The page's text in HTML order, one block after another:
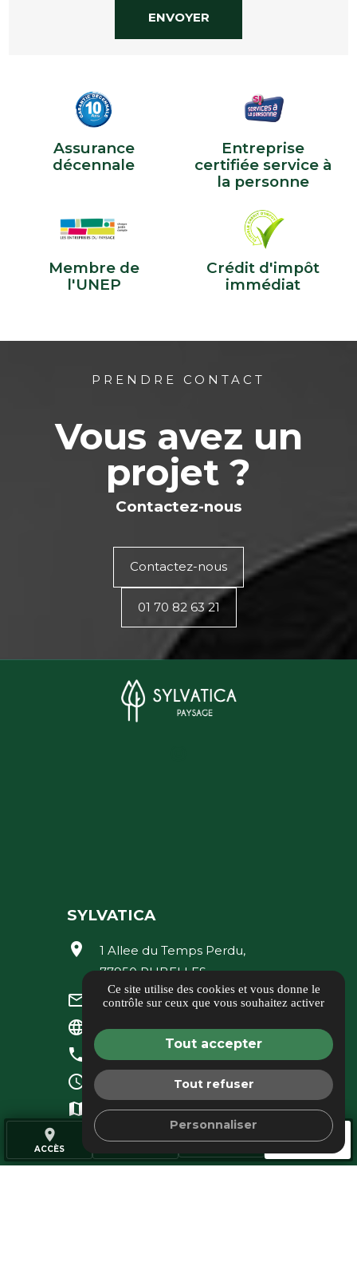
Assurance
décennale
Entreprise
certifiée service à
la personne
Membre de
l'UNEP
Crédit d'impôt
immédiat
PRENDRE CONTACT
Vous avez un
projet ?
Contactez-nous
Contactez-nous
01 70 82 63 21
place
ACCÈS
SYLVATICA
location_on
1 Allee du Temps Perdu,
77950 RUBELLES
mail_outline commercial@sylvatica.fr
language
phone 01 70 82 63 21
query_builder 8-19h du Lundi au Vendredi
map Accès
Ce site utilise des cookies et vous donne le
contrôle sur ceux que vous souhaitez activer
Tout accepter
Tout refuser
Personnaliser